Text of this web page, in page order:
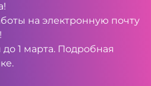
на электронную почту
!
1 марта. Подробная
.